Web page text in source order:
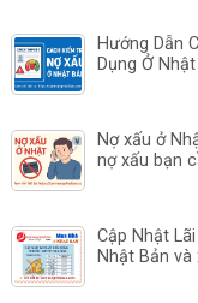
Hướng Dẫn
Dụng Ở
Nợ xấu ở
nợ xấu bạn
Cập Nhật
Nhật Bản